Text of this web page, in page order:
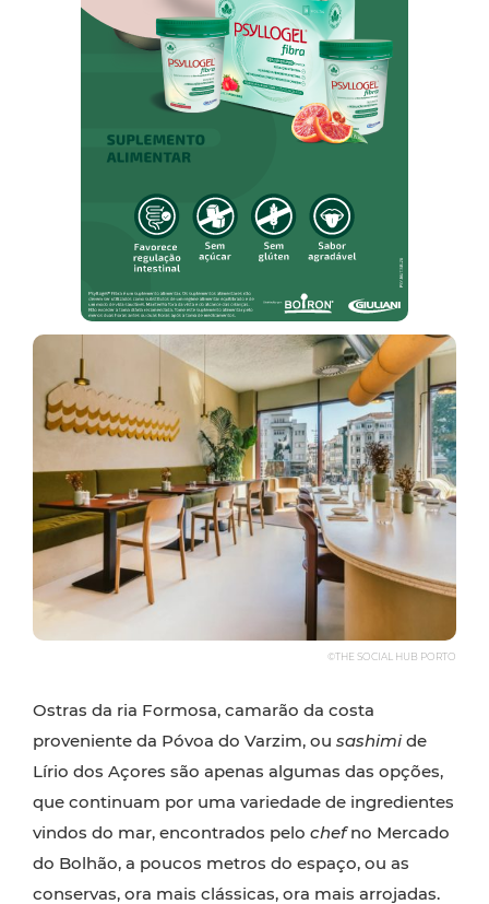
©THE SOCIAL HUB PORTO
Ostras da ria Formosa, camarão da costa
proveniente da Póvoa do Varzim, ou sashimide
Lírio dos Açores são apenas algumas das opções,
que continuam por uma variedade de ingredientes
vindos do mar, encontrados pelo chefno Mercado
do Bolhão, a poucos metros do espaço, ou as
conservas, ora mais clássicas, ora mais arrojadas.